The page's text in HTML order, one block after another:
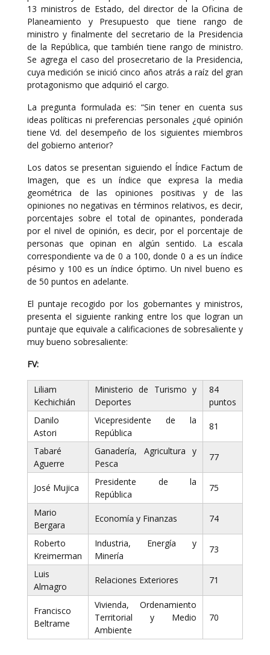
13 ministros de Estado, del director de la Oficina de
Planeamiento y Presupuesto que tiene rango de
ministro y finalmente del secretario de la Presidencia
de la República, que también tiene rango de ministro.
Se agrega el caso del prosecretario de la Presidencia,
cuya medición se inició cinco años atrás a raíz del gran
protagonismo que adquirió el cargo.
La pregunta formulada es: “Sin tener en cuenta sus
ideas políticas ni preferencias personales ¿qué opinión
tiene Vd. del desempeño de los siguientes miembros
del gobierno anterior?
Los datos se presentan siguiendo el Índice Factum de
Imagen, que es un índice que expresa la media
geométrica de las opiniones positivas y de las
opiniones no negativas en términos relativos, es decir,
porcentajes sobre el total de opinantes, ponderada
por el nivel de opinión, es decir, por el porcentaje de
personas que opinan en algún sentido. La escala
correspondiente va de 0 a 100, donde 0 a es un índice
pésimo y 100 es un índice óptimo. Un nivel bueno es
de 50 puntos en adelante.
El puntaje recogido por los gobernantes y ministros,
presenta el siguiente ranking entre los que logran un
puntaje que equivale a calificaciones de sobresaliente y
muy bueno sobresaliente:
FV:
Liliam
Kechichián
Ministerio de Turismo y
Deportes
84
puntos
Danilo
Astori
Vicepresidente de la
República
81
Tabaré
Aguerre
Ganadería, Agricultura y
Pesca
77
José Mujica
Presidente de la
República
75
Mario
Bergara
Economía y Finanzas 74
Roberto
Kreimerman
Industria, Energía y
Minería
73
Luis
Almagro
Relaciones Exteriores 71
Francisco
Beltrame
Vivienda, Ordenamiento
Territorial y Medio
Ambiente
70